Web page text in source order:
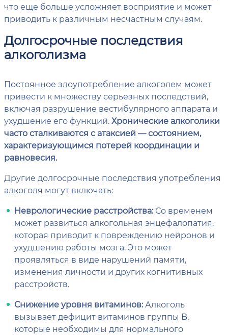
что еще больше усложняет восприятие и может
приводить к различным несчастным случаям.
Долгосрочные последствия
алкоголизма
Постоянное злоупотребление алкоголем может
привести к множеству серьезных последствий,
включая разрушение вестибулярного аппарата и
ухудшение его функций.Хронические алкоголики
часто сталкиваются с атаксией — состоянием,
характеризующимся потерей координации и
равновесия.
Другие долгосрочные последствия употребления
алкоголя могут включать:
Неврологические расстройства:Со временем
может развиться алкогольная энцефалопатия,
которая приводит к повреждению нейронов и
ухудшению работы мозга. Это может
проявляться в виде нарушений памяти,
изменения личности и других когнитивных
расстройств.
Снижение уровня витаминов:Алкоголь
вызывает дефицит витаминов группы B,
которые необходимы для нормального